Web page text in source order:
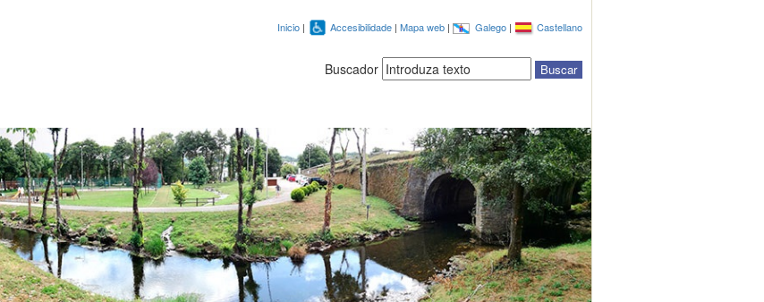
Inicio | Accesibilidade | Mapa web | Galego | Castellano
Buscador